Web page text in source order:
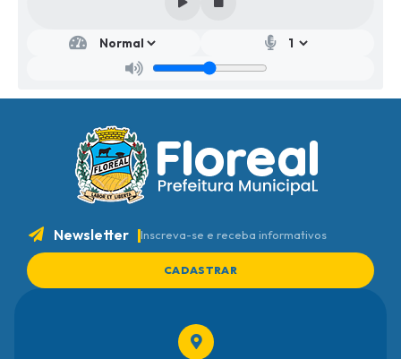
Newsletter Inscreva-se e receba informativos
CADASTRAR